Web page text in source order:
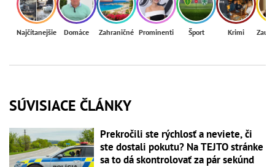
Najčítanejšie Domáce Zahraničné Prominenti Šport Krimi
SÚVISIACE ČLÁNKY
Prekročili ste rýchlosť a neviete, či
ste dostali pokutu? Na TEJTO stránke
sa to dá skontrolovať za pár sekúnd